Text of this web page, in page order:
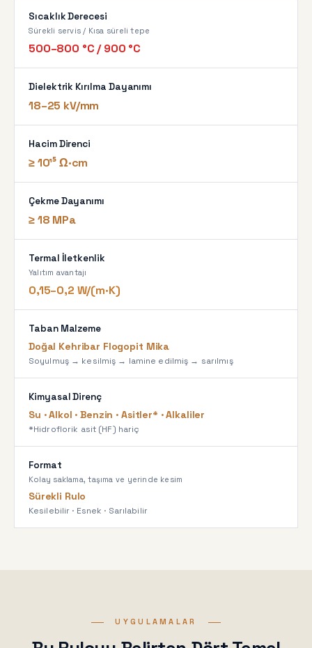
Sıcaklık Derecesi
Sürekli servis / Kısa süreli tepe
500–800 °C / 900 °C
Dielektrik Kırılma Dayanımı
18–25 kV/mm
Hacim Direnci
≥ 10¹⁵ Ω·cm
Çekme Dayanımı
≥ 18 MPa
Termal İletkenlik
Yalıtım avantajı
0,15–0,2 W/(m·K)
Taban Malzeme
Doğal Kehribar Flogopit Mika
Soyulmuş → kesilmiş → lamine edilmiş → sarılmış
Kimyasal Direnç
Su · Alkol · Benzin · Asitler* · Alkaliler
*Hidroflorik asit (HF) hariç
Format
Kolay saklama, taşıma ve yerinde kesim
Sürekli Rulo
Kesilebilir · Esnek · Sarılabilir
UYGULAMALAR